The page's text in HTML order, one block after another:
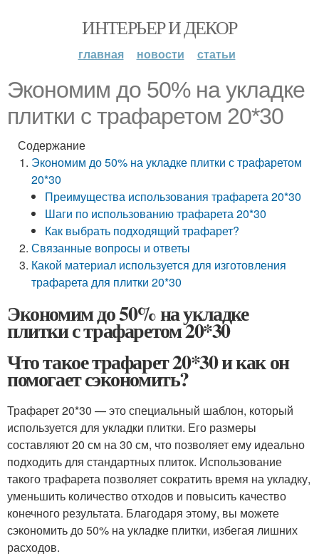
ИНТЕРЬЕР И ДЕКОР
главная новости статьи
Экономим до 50% на укладке
плитки с трафаретом 20*30
Содержание
Экономим до 50% на укладке плитки с трафаретом
20*30
Преимущества использования трафарета 20*30
Шаги по использованию трафарета 20*30
Как выбрать подходящий трафарет?
Связанные вопросы и ответы
Какой материал используется для изготовления
трафарета для плитки 20*30
Экономим до 50% на укладке
плитки с трафаретом 20*30
Что такое трафарет 20*30 и как он
помогает сэкономить?
Трафарет 20*30 — это специальный шаблон, который
используется для укладки плитки. Его размеры
составляют 20 см на 30 см, что позволяет ему идеально
подходить для стандартных плиток. Использование
такого трафарета позволяет сократить время на укладку,
уменьшить количество отходов и повысить качество
конечного результата. Благодаря этому, вы можете
сэкономить до 50% на укладке плитки, избегая лишних
расходов.